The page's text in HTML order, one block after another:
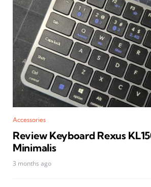
Accessories
Review Keyboard Rexus
Minimalis
3 months ago